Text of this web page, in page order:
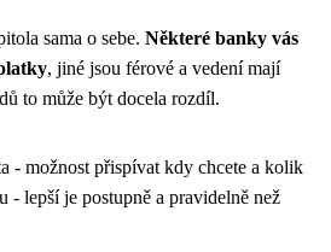
sama o sebe. Některé banky vás
, jiné jsou férové a vedení mají
to může být docela rozdíl.
- možnost přispívat kdy chcete a kolik
- lepší je postupně a pravidelně než